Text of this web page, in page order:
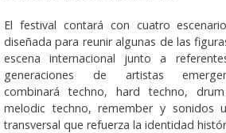
El festival contará con cuatro
diseñada para reunir algunas de las
escena internacional junto a
generaciones de artistas
combinará techno, hard techno,
melodic techno, remember y sonidos
transversal que refuerza la identidad